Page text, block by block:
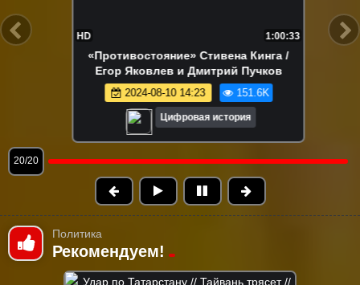
47:43
«Человек-амфибия»: исторический
разбор / Егор Яковлев и Дмитрий
Пучков
2025-08-10 10:00 457.0K
Цифровая история
1/20
Политика
Рекомендуем!